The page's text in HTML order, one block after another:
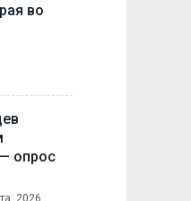
во
опрос
2026